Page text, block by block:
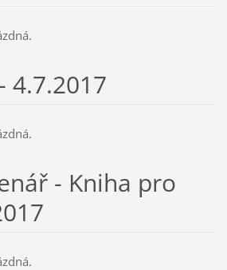
4.7.2017
- Kniha pro